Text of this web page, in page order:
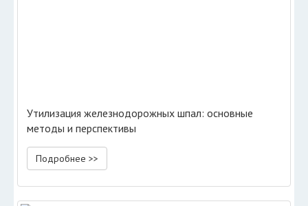
Утилизация железнодорожных шпал: основные
методы и перспективы
Подробнее >>